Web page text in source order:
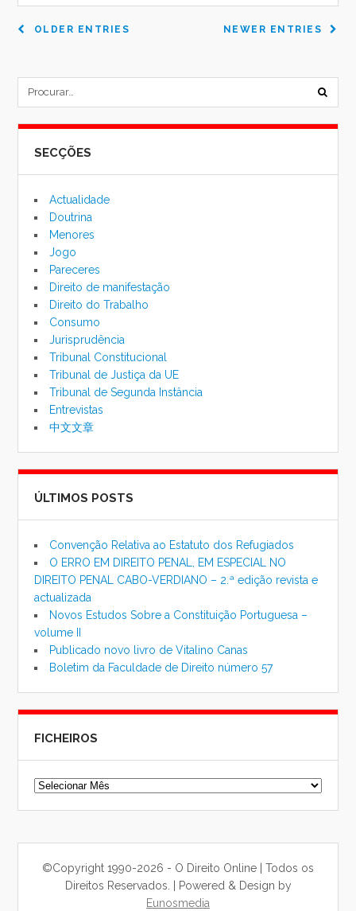
OLDER ENTRIES NEWER ENTRIES
SECÇÕES
Actualidade
Doutrina
Menores
Jogo
Pareceres
Direito de manifestação
Direito do Trabalho
Consumo
Jurisprudência
Tribunal Constitucional
Tribunal de Justiça da UE
Tribunal de Segunda Instância
Entrevistas
中文文章
ÚLTIMOS POSTS
Convenção Relativa ao Estatuto dos Refugiados
O ERRO EM DIREITO PENAL, EM ESPECIAL NO
DIREITO PENAL CABO-VERDIANO – 2.ª edição revista e
actualizada
Novos Estudos Sobre a Constituição Portuguesa –
volume II
Publicado novo livro de Vitalino Canas
Boletim da Faculdade de Direito número 57
FICHEIROS
Ficheiros
©Copyright 1990-2026 - O Direito Online | Todos os
Direitos Reservados. | Powered & Design by
Eunosmedia